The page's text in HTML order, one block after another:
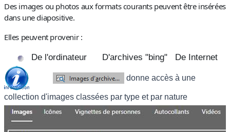
Des images ou photos aux formats courants peuvent être insérées
dans une diapositive.
Elles peuvent provenir :
De l'ordinateur D'archives "bing" De Internet
donne accès à une
collection d'images classées par type et par nature